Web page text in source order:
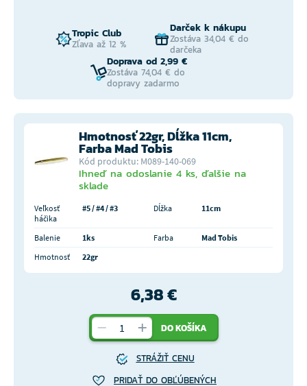
Tropic Club
Zľava až 12 %
Darček k nákupu
Zostáva 34,04 € do
darčeka
Doprava od 2,99 €
Zostáva 74,04 € do
dopravy zadarmo
Hmotnosť 22gr, Dĺžka 11cm,
Farba Mad Tobis
Kód produktu: M089-140-069
Ihneď na odoslanie 4 ks, ďalšie na
sklade
Veľkosť
háčika
#5 / #4 / #3 Dĺžka 11cm
Balenie 1ks Farba
Mad Tobis
Hmotnosť
22gr
6,38 €
DO KOŠÍKA
STRÁŽIŤ CENU
PRIDAŤ DO OBĽÚBENÝCH